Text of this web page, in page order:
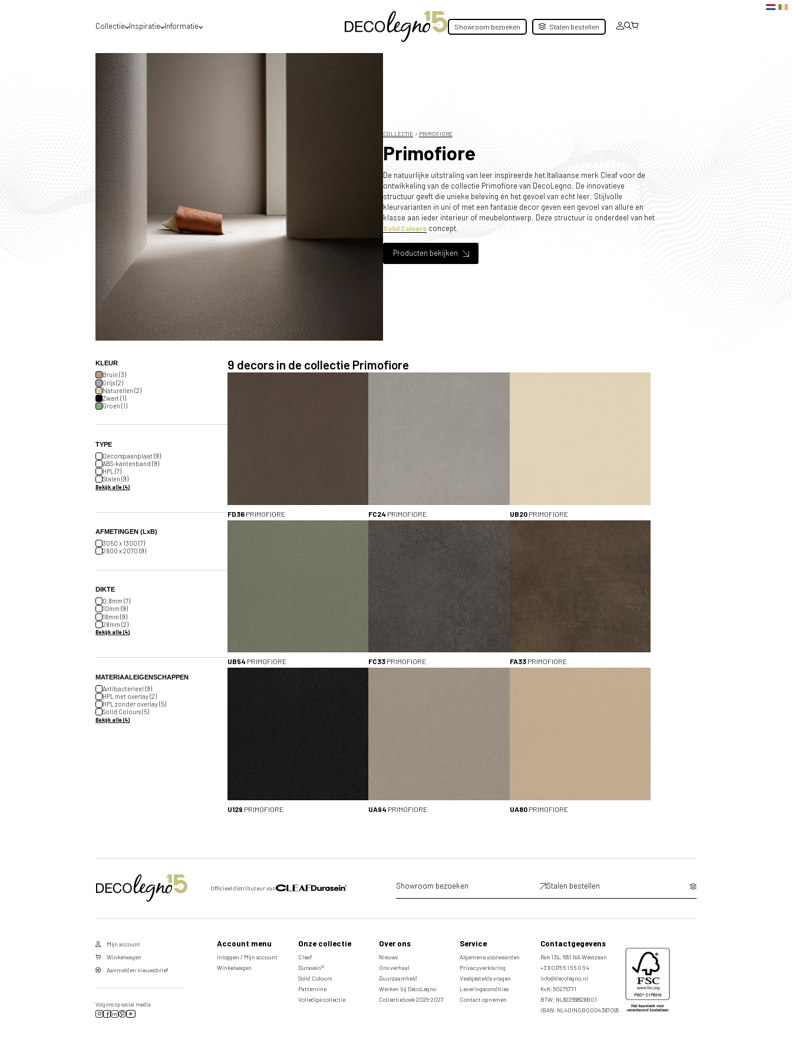
Collectie Inspiratie Informatie Showroom bezoeken Stalen bestellen
Waar mogen we jou helpen?
Voor een optimale service raden wij je aan de
DecoLegno website te gebruiken van het land
waar jij gevestigd bent. België of Nederland?
COLLECTIE PRIMOFIORE
Primofiore
De natuurlijke uitstraling van leer inspireerde het Italiaanse merk Cleaf voor de
ontwikkeling van de collectie Primofiore van DecoLegno. De innovatieve
structuur geeft die unieke beleving én het gevoel van echt leer. Stijlvolle
kleurvarianten in uni of met een fantasie decor geven een gevoel van allure en
klasse aan ieder interieur of meubelontwerp. Deze structuur is onderdeel van het
Solid Coloursconcept.
Producten bekijken
KLEUR
Bruin (3)
Grijs (2)
Naturellen (2)
Zwart (1)
Groen (1)
TYPE
Decorspaanplaat (9)
ABS-kantenband (9)
HPL (7)
Stalen (9)
Bekijk alle (4)
AFMETINGEN (LxB)
3050 x 1300 (7)
2800 x 2070 (9)
DIKTE
0.8mm (7)
10mm (9)
18mm (9)
28mm (2)
Bekijk alle (4)
MATERIAALEIGENSCHAPPEN
Antibacterieel (9)
HPL met overlay (2)
HPL zonder overlay (5)
Solid Colours (5)
Bekijk alle (4)
Filter resultaten
ABS-kantenband (9)
Stalen (9)
Bekijk alle (4)
AFMETINGEN (LxB)
3050 x 1300 (7)
DIKTE
0.8mm (7)
10mm (9)
28mm (2)
Bekijk alle (4)
MATERIAALEIGENSCHAPPEN
Antibacterieel (9)
HPL met overlay (2)
HPL zonder overlay (5)
Solid Colours (5)
Bekijk alle (4)
9 decors in de collectie Primofiore
FD36PRIMOFIORE FC24 PRIMOFIORE UB20PRIMOFIORE
UB54 PRIMOFIORE FC33 PRIMOFIORE FA33PRIMOFIORE
U129 PRIMOFIORE UA94 PRIMOFIORE UA80PRIMOFIORE
Officieel distributeur van Showroom bezoeken Stalen bestellen
Mijn account
Winkelwagen
Aanmelden nieuwsbrief
Volg ons op social media
Account menu
Inloggen / Mijn account
Winkelwagen
Onze collectie
Cleaf
Durasein®
Solid Colours
Patternine
Volledige collectie
Over ons
Nieuws
Ons verhaal
Duurzaamheid
Werken bij DecoLegno
Collectieboek 2026-2027
Service
Algemene voorwaarden
Privacyverklaring
Veelgestelde vragen
Leveringscondities
Contact opnemen
Contactgegevens
Rak 139, 1551 NA Westzaan
+31(0)75 6 1 6 5 0 6 4
info@decolegno.nl
KvK: 50275771
BTW: NL822658628B01
IBAN: NL40INGB0004387095